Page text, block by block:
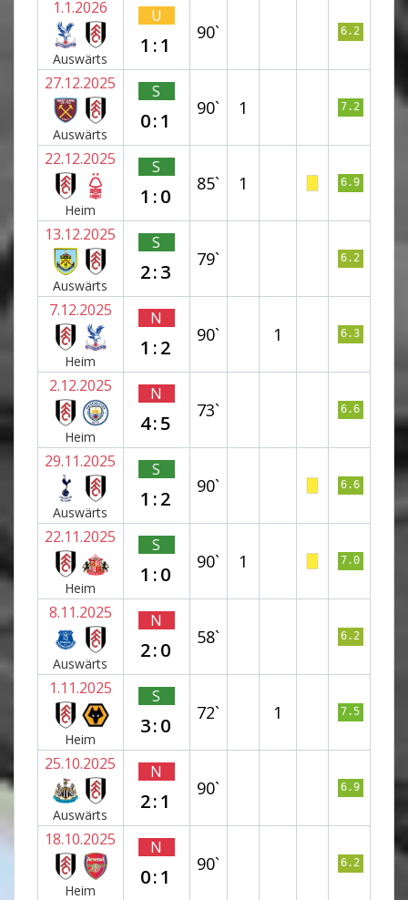
1.1.2026
Auswärts
U
1:1
90` 6.2
27.12.2025
Auswärts
S
0:1
90` 1 7.2
22.12.2025
Heim
S
1:0
85` 1 6.9
13.12.2025
Auswärts
S
2:3
79` 6.2
7.12.2025
Heim
N
1:2
90` 1 6.3
2.12.2025
Heim
N
4:5
73` 6.6
29.11.2025
Auswärts
S
1:2
90` 6.6
22.11.2025
Heim
S
1:0
90` 1 7.0
8.11.2025
Auswärts
N
2:0
58` 6.2
1.11.2025
Heim
S
3:0
72` 1 7.5
25.10.2025
Auswärts
N
2:1
90` 6.9
18.10.2025
Heim
N
0:1
90` 6.2